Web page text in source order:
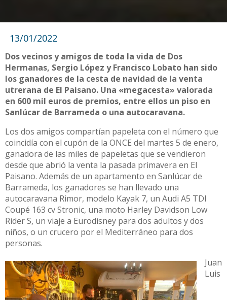
13/01/2022
Dos vecinos y amigos de toda la vida de Dos
Hermanas, Sergio López y Francisco Lobato han sido
los ganadores de la cesta de navidad de la venta
utrerana de El Paisano. Una «megacesta» valorada
en 600 mil euros de premios, entre ellos un piso en
Sanlúcar de Barrameda o una autocaravana.
Los dos amigos compartían papeleta con el número que
coincidía con el cupón de la ONCE del martes 5 de enero,
ganadora de las miles de papeletas que se vendieron
desde que abrió la venta la pasada primavera en El
Paisano. Además de un apartamento en Sanlúcar de
Barrameda, los ganadores se han llevado una
autocaravana Rimor, modelo Kayak 7, un Audi A5 TDI
Coupé 163 cv Stronic, una moto Harley Davidson Low
Rider S, un viaje a Eurodisney para dos adultos y dos
niños, o un crucero por el Mediterráneo para dos
personas.
Juan
Luis